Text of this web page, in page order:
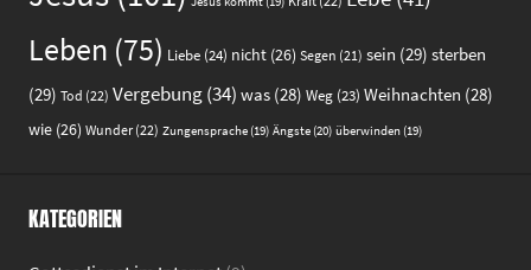
Leben (75) Liebe (24) nicht (26) Segen (21) sein (29) sterben
(29) Tod (22) Vergebung(34) was (28) Weg (23) Weihnachten (28)
wie (26) Wunder (22) Zungensprache (19) Ängste (20) überwinden (19)
KATEGORIEN